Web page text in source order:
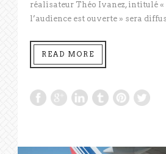
réalisateur Théo Ivanez, intitulé «
l’audience est ouverte » sera
READ MORE